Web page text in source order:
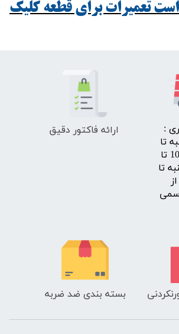
تعمیرات برای قطعه کلیک
:
تا
چهارشنبه 10 تا
تا
بسته بندی ضد ضربه
ارائه فاکتور دقیق